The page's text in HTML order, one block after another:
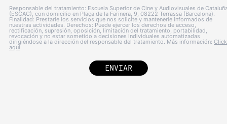
Responsable del tratamiento: Escuela Superior de Cine y Audiovisuales de
(ESCAC), con domicilio en Plaça de la Farinera, 9, 08222 Terrassa (Barcelona).
Finalidad: Prestarle los servicios que nos solicite y mantenerle informados de
nuestras actividades. Derechos: Puede ejercer los derechos de acceso,
rectificación, supresión, oposición, limitación del tratamiento, portabilidad,
revocación y no estar sometido a decisiones individuales automatizadas
dirigiéndose a la dirección del responsable del tratamiento. Más información: Click
aquí
ENVIAR